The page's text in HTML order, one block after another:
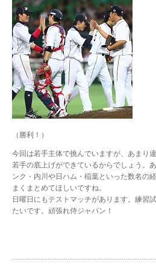
（勝利！）
今回は若手主体で挑んでいますが、あまり
若手の底上げができているからでしょう。
ンク・内川や日ハム・稲葉といった数名の
まくまとめてほしいですね。
日曜日にもテストマッチがあります。練習
たいです。頑張れ侍ジャパン！